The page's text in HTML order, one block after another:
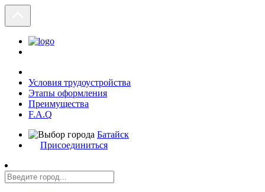
Условия трудоустройства
Этапы оформления
Преимущества
F.A.Q
Батайск
Присоединиться